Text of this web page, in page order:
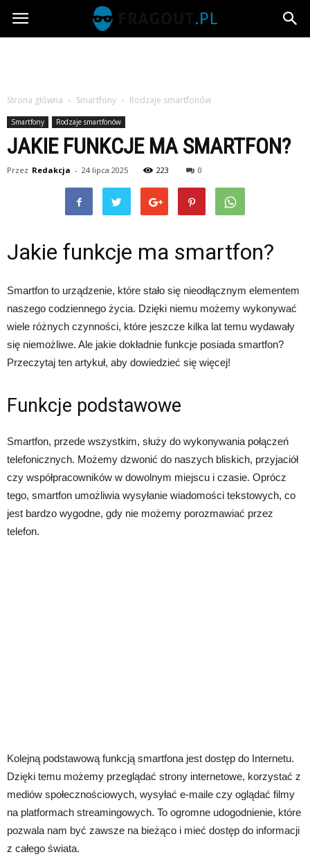
Fragout.pl
Strona główna Smartfony Rodzaje smartfonów
Smartfony Rodzaje smartfonów
JAKIE FUNKCJE MA SMARTFON?
Przez Redakcja - 24 lipca 2025 223 0
Jakie funkcje ma smartfon?
Smartfon to urządzenie, które stało się nieodłącznym elementem
naszego codziennego życia. Dzięki niemu możemy wykonywać
wiele różnych czynności, które jeszcze kilka lat temu wydawały
się niemożliwe. Ale jakie dokładnie funkcje posiada smartfon?
Przeczytaj ten artykuł, aby dowiedzieć się więcej!
Funkcje podstawowe
Smartfon, przede wszystkim, służy do wykonywania połączeń
telefonicznych. Możemy dzwonić do naszych bliskich, przyjaciół
czy współpracowników w dowolnym miejscu i czasie. Oprócz
tego, smartfon umożliwia wysyłanie wiadomości tekstowych, co
jest bardzo wygodne, gdy nie możemy porozmawiać przez
telefon.
Kolejną podstawową funkcją smartfona jest dostęp do Internetu.
Dzięki temu możemy przeglądać strony internetowe, korzystać z
mediów społecznościowych, wysyłać e-maile czy oglądać filmy
na platformach streamingowych. To ogromne udogodnienie, które
pozwala nam być zawsze na bieżąco i mieć dostęp do informacji
z całego świata.